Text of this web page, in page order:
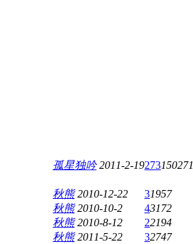
孤星独吟 2011-2-19273150271
秋熊 2010-12-22 31957
秋熊 2010-10-2 43172
秋熊 2010-8-12 22194
秋熊 2011-5-22 32747